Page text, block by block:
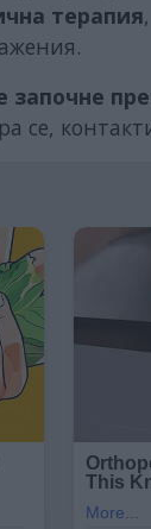
терапия
започне
се,